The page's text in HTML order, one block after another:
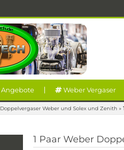
Angebote Weber Vergaser
Doppelvergaser Weber und Solex und Zenith »
1 Paar Weber